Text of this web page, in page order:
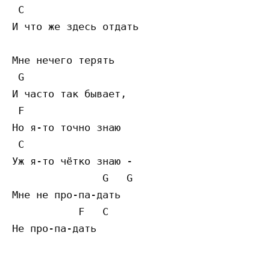
C
И что же здесь отдать
Мне нечего терять
G
И часто так бывает,
F
Но я-то точно знаю
C
Уж я-то чётко знаю -
               G   G
Мне не про-па-дать
           F   C
Не про-па-дать